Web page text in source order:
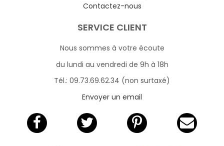
Contactez-nous
SERVICE CLIENT
Nous sommes à votre écoute
du lundi au vendredi de 9h à 18h
Tél.: 09.73.69.62.34 (non surtaxé)
Envoyer un email